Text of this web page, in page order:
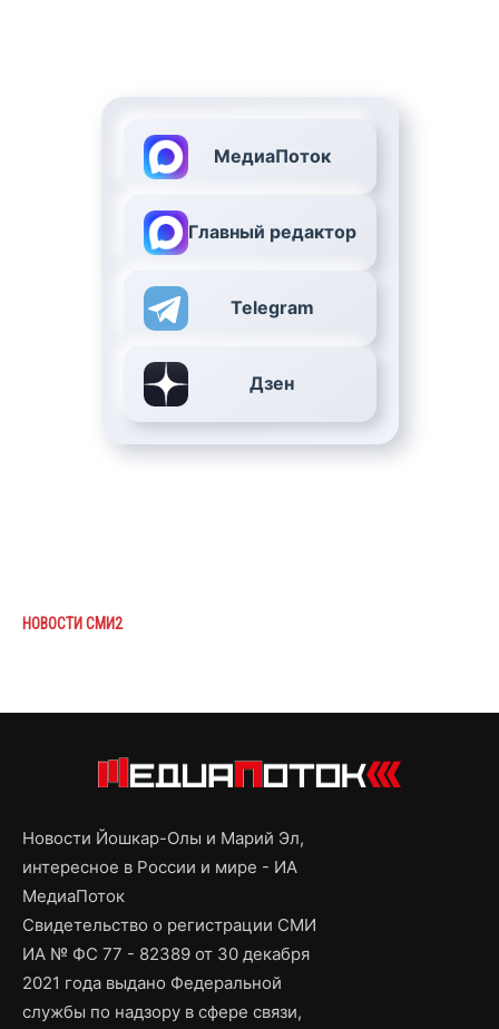
МедиаПоток
Главный редактор
Telegram
Дзен
НОВОСТИ СМИ2
Новости Йошкар-Олы и Марий Эл,
интересное в России и мире - ИА
МедиаПоток
Свидетельство о регистрации СМИ
ИА № ФС 77 - 82389 от 30 декабря
2021 года выдано Федеральной
службы по надзору в сфере связи,